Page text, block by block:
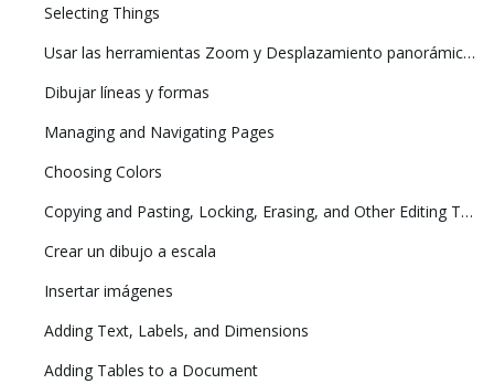
Selecting Things
Usar las herramientas Zoom y Desplazamiento panorámico para ver el modelo
Dibujar líneas y formas
Managing and Navigating Pages
Choosing Colors
Copying and Pasting, Locking, Erasing, and Other Editing Tasks
Crear un dibujo a escala
Insertar imágenes
Adding Text, Labels, and Dimensions
Adding Tables to a Document